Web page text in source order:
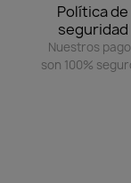
Política de
seguridad
Nuestros
son 100%